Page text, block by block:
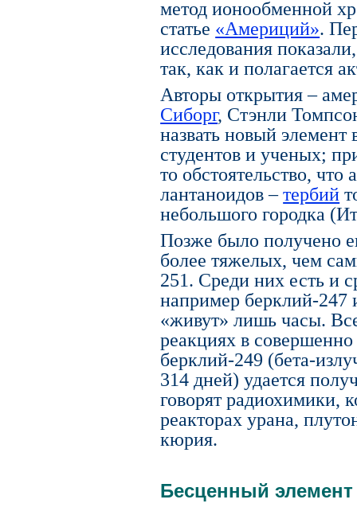
метод ионообменной
статье «Америций».
исследования
так, как и полагается
Авторы открытия –
Сиборг, Стэнли
назвать новый элемент
студентов и ученых;
то обстоятельство, что
лантаноидов –тербий
небольшого городка
Позже было получено
более тяжелых, чем
251. Среди них есть и
например берклий-247
«живут» лишь часы.
реакциях в
берклий-249 (бета-
314 дней) удается
говорят радиохимики,
реакторах урана,
кюрия.
Бесценный элемент